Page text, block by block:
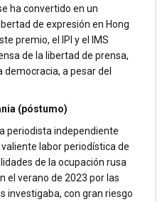
ha convertido en un
de expresión en Hong
premio, el IPI y el IMS
de la libertad de prensa,
democracia, a pesar del
(póstumo)
periodista independiente
labor periodística de
de la ocupación rusa
el verano de 2023 por las
investigaba, con gran riesgo